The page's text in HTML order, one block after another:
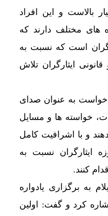
بالاست و این افراد
های مختلف دارند که
است که نسبت به
ایثارگران تلاش
خواست به عنوان صدای
خواسته ها و مسایل
دهند و با اشرافیت کامل
ایثارگران نسبت به
کنند.
به برگزاری یادواره
کرد و گفت: اولین